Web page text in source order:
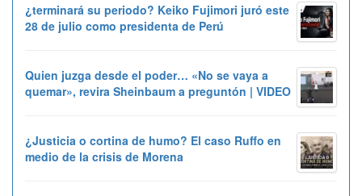
¿terminará su periodo? Keiko Fujimori juró este
28 de julio como presidenta de Perú
Quien juzga desde el poder… «No se vaya a
quemar», revira Sheinbaum a preguntón | VIDEO
¿Justicia o cortina de humo? El caso Ruffo en
medio de la crisis de Morena